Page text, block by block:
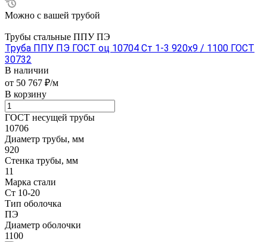
Можно с вашей трубой
Трубы стальные ППУ ПЭ
Труба ППУ ПЭ ГОСТ оц 10704 Ст 1-3 920x9 / 1100 ГОСТ
30732
В наличии
от 50 767 ₽/м
В корзину
ГОСТ несущей трубы
10706
Диаметр трубы, мм
920
Стенка трубы, мм
11
Марка стали
Ст 10-20
Тип оболочка
ПЭ
Диаметр оболочки
1100